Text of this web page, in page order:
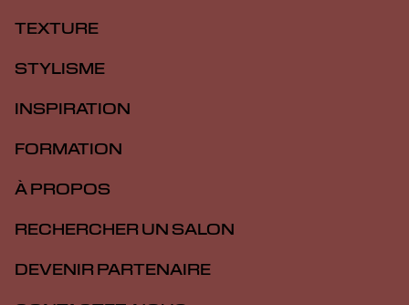
TEXTURE
STYLISME
INSPIRATION
FORMATION
À PROPOS
RECHERCHER UN SALON
DEVENIR PARTENAIRE